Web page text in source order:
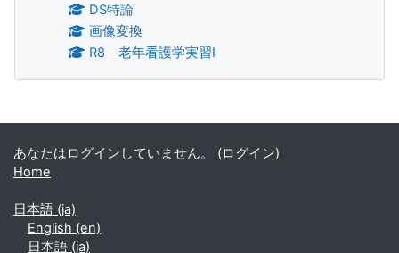
DS特論
画像変換
R8 老年看護学実習Ⅰ
補助ブロック
あなたはログインしていません。 (ログイン)
Home
日本語 ‎(ja)‎
English ‎(en)‎
日本語 ‎(ja)‎